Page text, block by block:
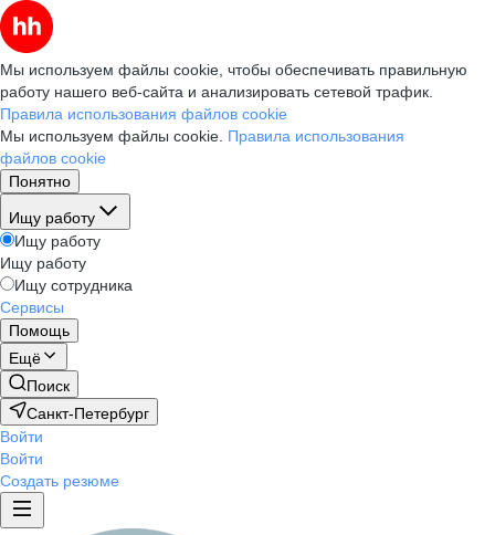
Мы используем файлы cookie, чтобы обеспечивать правильную
работу нашего веб-сайта и анализировать сетевой трафик.
Правила использования файлов cookie
Мы используем файлы cookie. Правила использования
файлов cookie
Понятно
Ищу работу
Ищу работу
Ищу работу
Ищу сотрудника
Сервисы
Помощь
Ещё
Поиск
Санкт-Петербург
Войти
Войти
Создать резюме